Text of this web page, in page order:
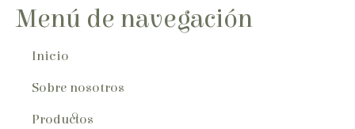
Menú de navegación
Inicio
Sobre nosotros
Productos